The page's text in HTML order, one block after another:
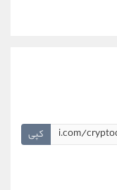
کپی